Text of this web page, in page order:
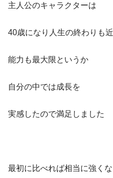
主人公のキャラクターは
40歳になり人生の終わりも
能力も最大限というか
自分の中では成長を
実感したので満足しました
最初に比べれば相当に強く